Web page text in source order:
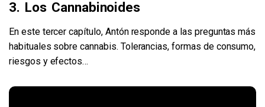
3. Los Cannabinoides
En este tercer capítulo, Antón responde a las preguntas más
habituales sobre cannabis. Tolerancias, formas de consumo,
riesgos y efectos…